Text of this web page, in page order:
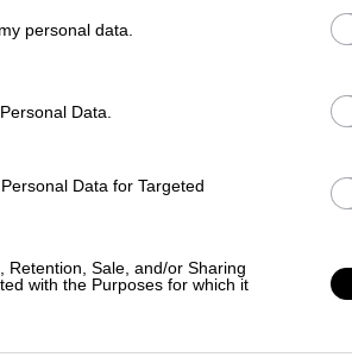
personal data.
Data.
Data for Targeted
Retention, Sale, and/or Sharing
with the Purposes for which it
Ασφάλειας
υπήκοος), το οποίο
κρατούνταν παράνομα
Το συμβάν
ημεδαποί, οι οποίοι
στην ελληνική
υπόλοιπες κρατικές
φύλαξη των
διακίνησης